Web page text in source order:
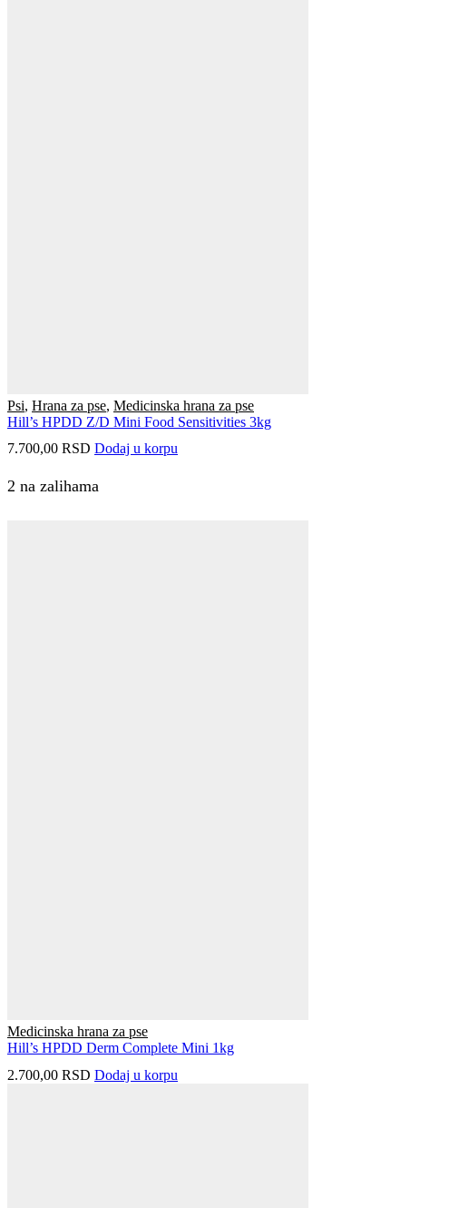
Psi, Hrana za pse, Medicinska hrana za pse
Hill’s HPDD Z/D Mini Food Sensitivities 3kg
7.700,00 RSD Dodaj u korpu
2 na zalihama
Medicinska hrana za pse
Hill’s HPDD Derm Complete Mini 1kg
2.700,00 RSD Dodaj u korpu